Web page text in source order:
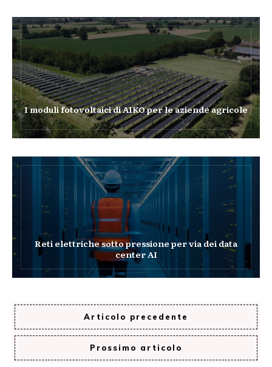
I moduli fotovoltaici di AIKO per le aziende agricole
Reti elettriche sotto pressione per via dei data
center AI
Articolo precedente
Prossimo articolo